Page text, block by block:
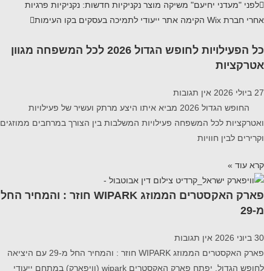
לפני "מעדני יחיעם" משיקה מוצר נקניקיות חדשות: נקניקיות פרגיות
אחרי חברת Wix הקימה אתר ייעודי לתמיכה בעסקים בקו העימות
כל הפעילויות לחופש הגדול 2026 לכל המשפחה מגוון
אטרקציות
27 ביולי 2026
אין תגובות
החופש הגדול 2026 מביא איתו היצע מרתק ועשיר של פעילויות
ואטרקציות לכל המשפחה פעילויות המשלבות בין הצורך במרחבים ממוזגים
וקרירים לבין חוויות
קרא עוד »
פארק האקסטרים הממוזג WIPARK חוזר : והמחיר החל
מ-29
30 ביוני 2026
אין תגובות
פארק האקסטרים הממוזג WIPARK חוזר : והמחיר החל מ-29 עם היציאה
לחופש הגדול, יפתח פארק האקסטרים wipark (וויפארק) במתחם ייעודי